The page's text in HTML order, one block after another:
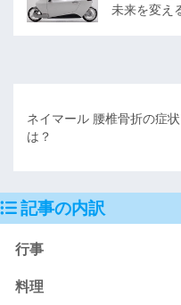
未来を変え
ネイマール 腰椎骨折の症
は？
記事の内訳
行事
料理